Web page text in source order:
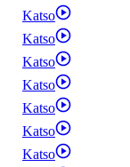
Katso
Katso
Katso
Katso
Katso
Katso
Katso